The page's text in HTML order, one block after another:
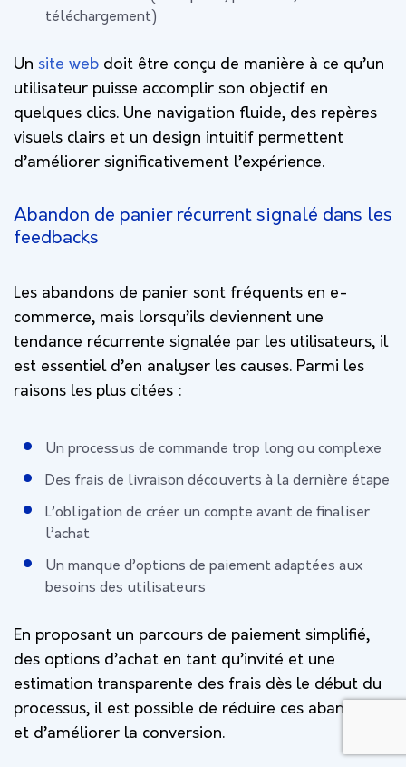
téléchargement)
Un site web doit être conçu de manière à ce qu’un
utilisateur puisse accomplir son objectif en
quelques clics. Une navigation fluide, des repères
visuels clairs et un design intuitif permettent
d’améliorer significativement l’expérience.
Abandon de panier récurrent signalé dans les
feedbacks
Les abandons de panier sont fréquents en e-
commerce, mais lorsqu’ils deviennent une
tendance récurrente signalée par les utilisateurs, il
est essentiel d’en analyser les causes. Parmi les
raisons les plus citées :
Un processus de commande trop long ou complexe
Des frais de livraison découverts à la dernière étape
L’obligation de créer un compte avant de finaliser
l’achat
Un manque d’options de paiement adaptées aux
besoins des utilisateurs
En proposant un parcours de paiement simplifié,
des options d’achat en tant qu’invité et une
estimation transparente des frais dès le début du
processus, il est possible de réduire ces abandons
et d’améliorer la conversion.